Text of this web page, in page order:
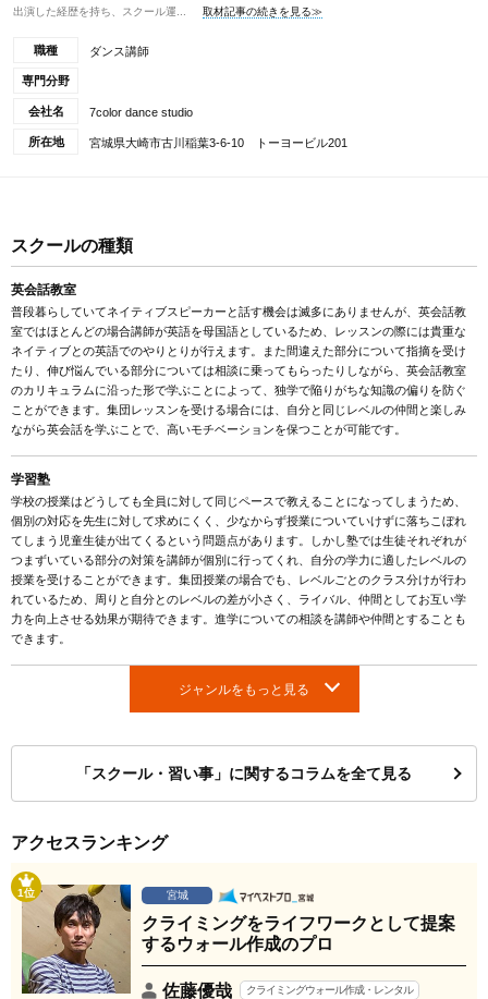
出演した経歴を持ち、スクール運...
取材記事の続きを見る≫
職種 ダンス講師
専門分野
会社名 7color dance studio
所在地 宮城県大崎市古川稲葉3-6-10 トーヨービル201
スクールの種類
英会話教室
普段暮らしていてネイティブスピーカーと話す機会は滅多にありませんが、英会話教
室ではほとんどの場合講師が英語を母国語としているため、レッスンの際には貴重な
ネイティブとの英語でのやりとりが行えます。また間違えた部分について指摘を受け
たり、伸び悩んでいる部分については相談に乗ってもらったりしながら、英会話教室
のカリキュラムに沿った形で学ぶことによって、独学で陥りがちな知識の偏りを防ぐ
ことができます。集団レッスンを受ける場合には、自分と同じレベルの仲間と楽しみ
ながら英会話を学ぶことで、高いモチベーションを保つことが可能です。
学習塾
学校の授業はどうしても全員に対して同じペースで教えることになってしまうため、
個別の対応を先生に対して求めにくく、少なからず授業についていけずに落ちこぼれ
てしまう児童生徒が出てくるという問題点があります。しかし塾では生徒それぞれが
つまずいている部分の対策を講師が個別に行ってくれ、自分の学力に適したレベルの
授業を受けることができます。集団授業の場合でも、レベルごとのクラス分けが行わ
れているため、周りと自分とのレベルの差が小さく、ライバル、仲間としてお互い学
力を向上させる効果が期待できます。進学についての相談を講師や仲間とすることも
できます。
ジャンルをもっと見る
「スクール・習い事」に関するコラムを全て見る
アクセスランキング
1位 宮城
クライミングをライフワークとして提案
するウォール作成のプロ
佐藤優哉 クライミングウォール作成・レンタル